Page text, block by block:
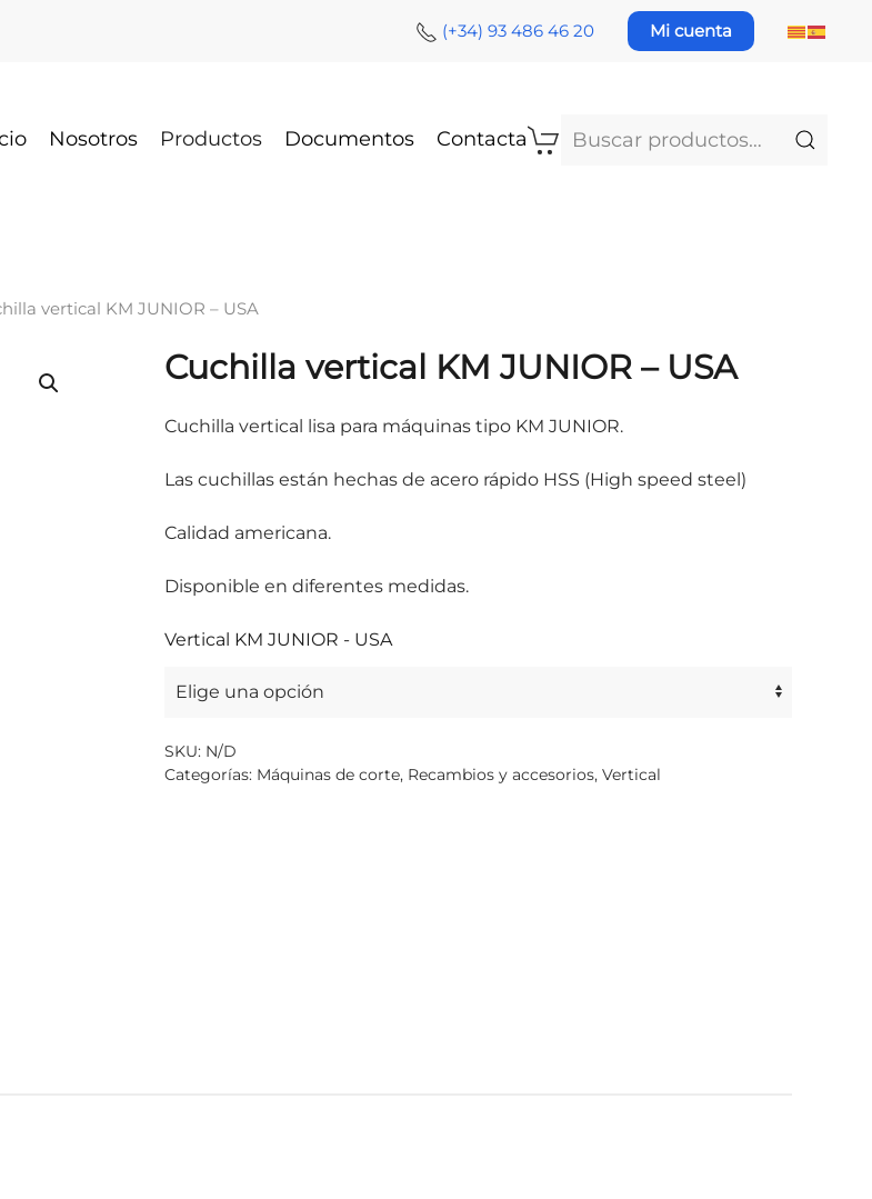
(+34) 93 486 46 20 Mi cuenta
Nosotros Productos Documentos Contacta
Buscar
vertical KM JUNIOR – USA
Cuchilla vertical KM JUNIOR – USA
Cuchilla vertical lisa para máquinas tipo KM JUNIOR.
Las cuchillas están hechas de acero rápido HSS (High speed steel)
Calidad americana.
Disponible en diferentes medidas.
Vertical KM JUNIOR - USA
SKU: N/D
Categorías: Máquinas de corte, Recambios y accesorios, Vertical